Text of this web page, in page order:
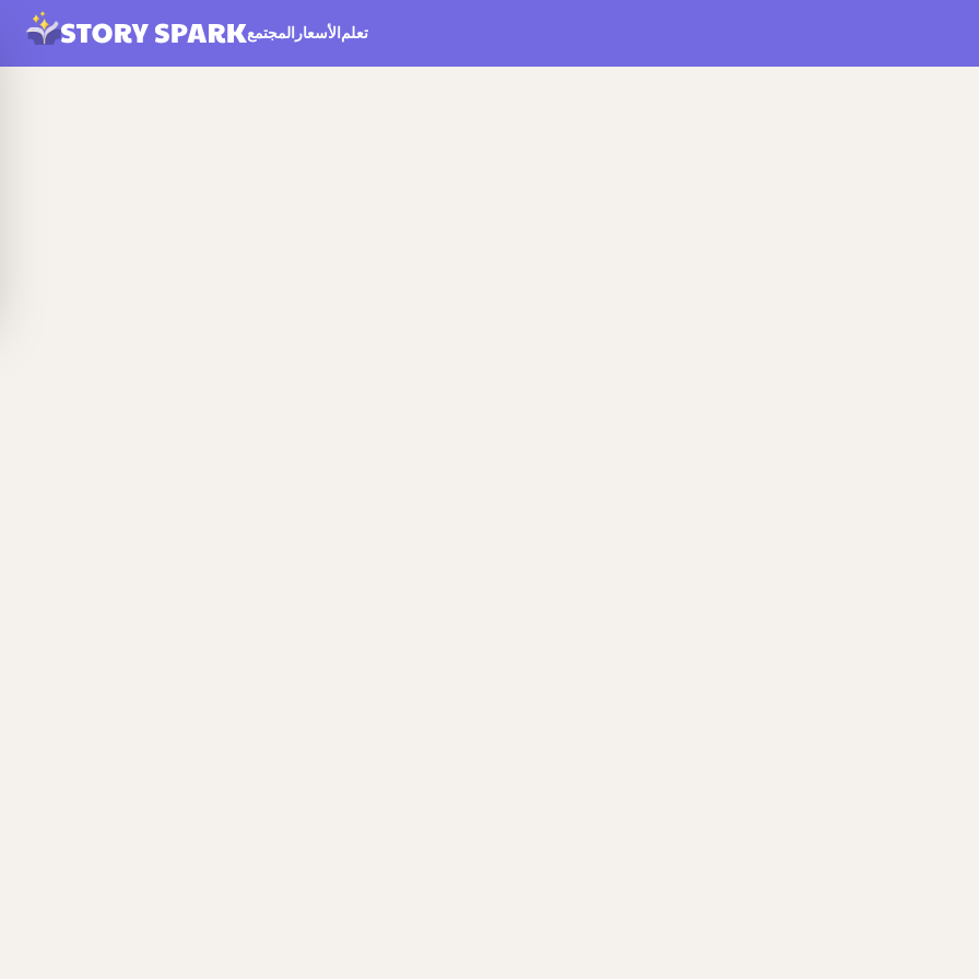
المجتمع الأسعارتعلم